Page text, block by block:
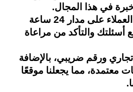
في هذا المجال.
لدينا خدمة دعم العملاء على مدار 24 ساعة
أسئلتك والتأكد منمراعاة
ورقم ضريبي، بالإضافة
معتمدة،مما يجعلنا موقعًا